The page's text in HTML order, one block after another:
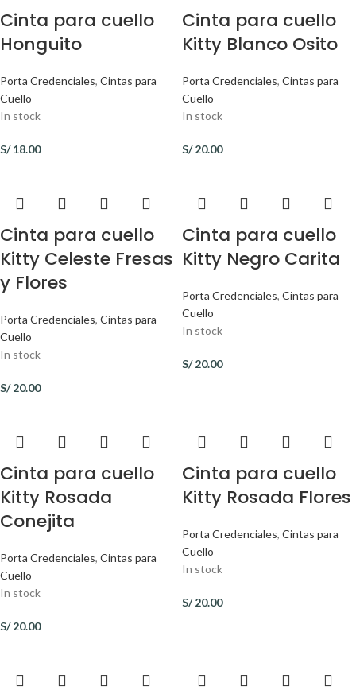
Cinta para cuello
Honguito
Porta Credenciales, Cintas para
Cuello
In stock
S/18.00
Cinta para cuello
Kitty Blanco Osito
Porta Credenciales, Cintas para
Cuello
In stock
S/20.00
Cinta para cuello
Kitty Celeste Fresas
y Flores
Porta Credenciales, Cintas para
Cuello
In stock
S/20.00
Cinta para cuello
Kitty Negro Carita
Porta Credenciales, Cintas para
Cuello
In stock
S/20.00
Cinta para cuello
Kitty Rosada
Conejita
Porta Credenciales, Cintas para
Cuello
In stock
S/20.00
Cinta para cuello
Kitty Rosada Flores
Porta Credenciales, Cintas para
Cuello
In stock
S/20.00